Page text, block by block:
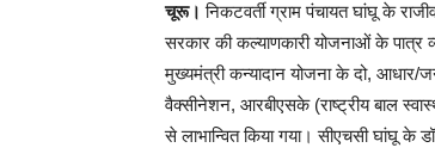
चूरू। निकटवर्ती ग्राम पंचायत घांघू के
सरकार की कल्याणकारी योजनाओं के पात्र
मुख्यमंत्री कन्यादान योजना के दो, आधार/
वैक्सीनेशन, आरबीएसके (राष्ट्रीय बाल
से लाभान्वित किया गया। सीएचसी घांघू के